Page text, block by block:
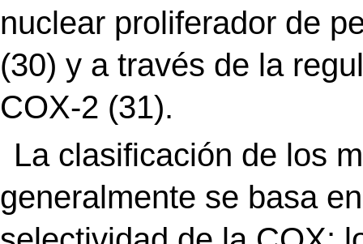
nuclear proliferador de
(30) y a través de la
COX-2 (31).
La clasificación de los
generalmente se basa